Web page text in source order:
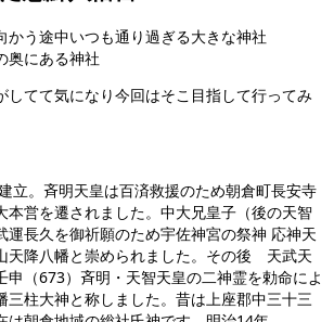
かう途中いつも通り過ぎる大きな神社
奥にある神社
してて気になり今回はそこ目指して行ってみ
立。斉明天皇は百済救援のため朝倉町長安寺
本営を遷されました。中大兄皇子（後の天智
運長久を御祈願のため宇佐神宮の祭神 応神天
天降八幡と崇められました。その後 天武天
申（673）斉明・天智天皇の二神霊を勅命によ
三柱大神と称しました。昔は上座郡中三十三